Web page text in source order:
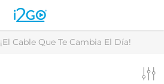
¡El Cable Que Te Cambia El Día!